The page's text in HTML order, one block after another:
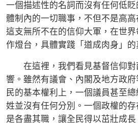
一個描述性的名詞而沒有任何低
體制內的一切職事，不但不是高
這支無所不在的信仰大軍，在世
作燈台，具體實踐「道成肉身」的
在這裡，我們看見基督信仰對
響。雖然有議會、內閣及地方政
民的基本權利上，一個議員甚至
姓並沒有任何分別。一個政權的
是各盡其職，讓全民得以茁壯成